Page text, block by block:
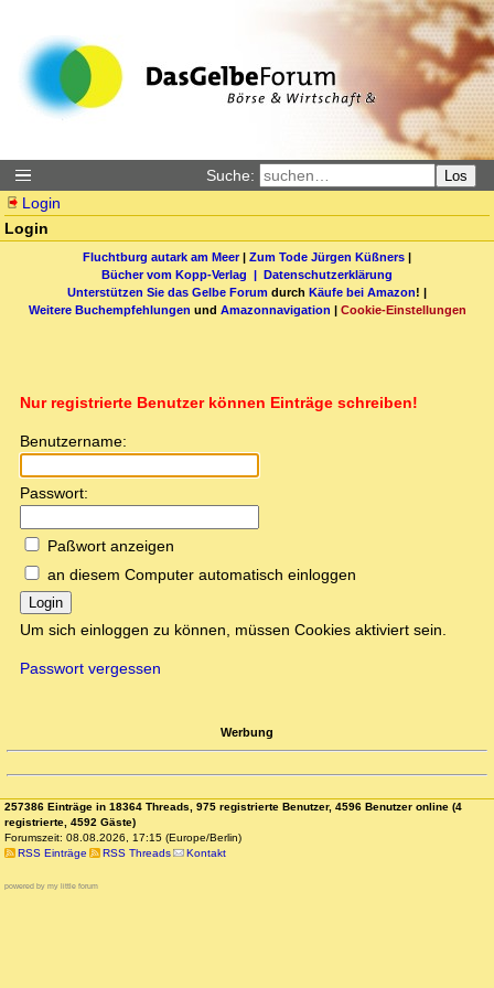
Suche: Los
Login
Login
Fluchtburg autark am Meer| Zum Tode Jürgen Küßners |
Bücher vom Kopp-Verlag | Datenschutzerklärung
Unterstützen Sie das Gelbe Forum durch Käufe bei Amazon! |
Weitere Buchempfehlungen und Amazonnavigation | Cookie-Einstellungen
Nur registrierte Benutzer können Einträge schreiben!
Benutzername:
Passwort:
Paßwort anzeigen
an diesem Computer automatisch einloggen
Login
Um sich einloggen zu können, müssen Cookies aktiviert sein.
Passwort vergessen
Werbung
257386 Einträge in 18364 Threads, 975 registrierte Benutzer, 4596 Benutzer online (4
registrierte, 4592 Gäste)
Forumszeit: 08.08.2026, 17:15 (Europe/Berlin)
RSS Einträge
RSS Threads Kontakt
powered by my little forum